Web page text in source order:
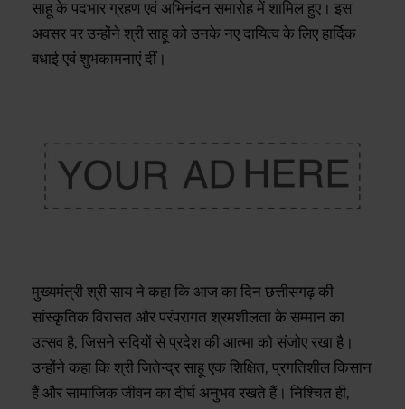
साहू के पदभार ग्रहण एवं अभिनंदन समारोह में शामिल हुए। इस
अवसर पर उन्होंने श्री साहू को उनके नए दायित्व के लिए हार्दिक
बधाई एवं शुभकामनाएं दीं।
मुख्यमंत्री श्री साय ने कहा कि आज का दिन छत्तीसगढ़ की
सांस्कृतिक विरासत और परंपरागत श्रमशीलता के सम्मान का
उत्सव है, जिसने सदियों से प्रदेश की आत्मा को संजोए रखा है।
उन्होंने कहा कि श्री जितेन्द्र साहू एक शिक्षित, प्रगतिशील किसान
हैं और सामाजिक जीवन का दीर्घ अनुभव रखते हैं। निश्चित ही,